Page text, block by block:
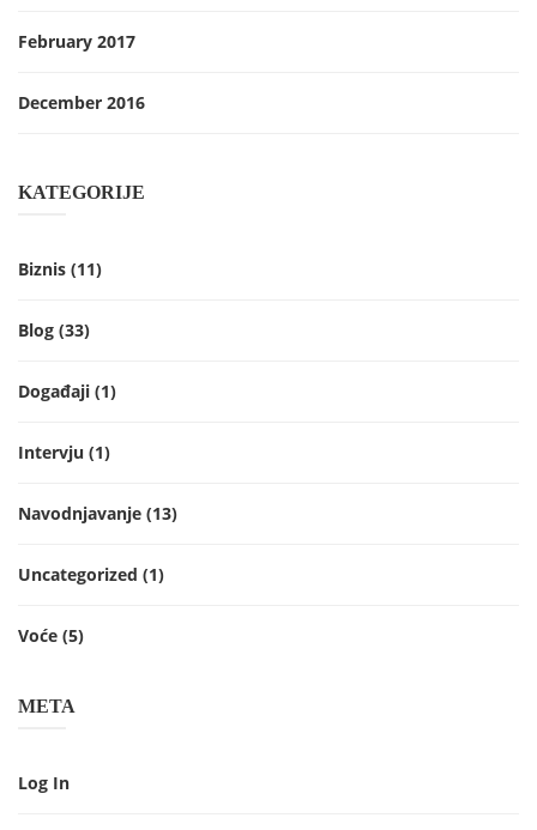
February 2017
December 2016
KATEGORIJE
Biznis (11)
Blog (33)
Događaji (1)
Intervju (1)
Navodnjavanje (13)
Uncategorized (1)
Voće (5)
META
Log In